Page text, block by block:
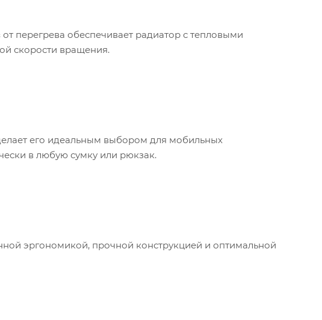
перегрева обеспечивает радиатор с тепловыми
скорости вращения.
его идеальным выбором для мобильных
в любую сумку или рюкзак.
эргономикой, прочной конструкцией и оптимальной